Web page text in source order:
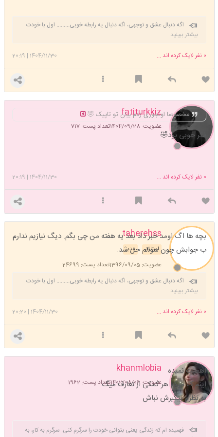
اگه دنبال عشق و توجهی، اگه دنبال یه رابطه خوبی......... اول با خودت
وارد رابطه عاشقانه شو. خودتو بغل کن، به خودت اهمیت بده، برا خودت
خودت عاشق خودت بشی ❤️😊❤️
بیشتر ببینید
1404/11/30
|
20:19 0 نفر لایک کرده اند ...
fatiturkkiz
عضویت: 1404/09/28 تعداد پست: 717
مخصوصا اونجوری زدم بیان تو تاپیک 🤣
فکر خوبی بود🤣
1404/11/30
|
20:19 0 نفر لایک کرده اند ...
taherehss
مدیر استارتر
عضویت: 1396/09/05 تعداد پست: 24699
بچه ها اگ اومد خبر داد بعد یه هفته من چی بگم. دیگ نیازیم ندارم
ب جوابش چون سوالم حل شد.
اگه دنبال عشق و توجهی، اگه دنبال یه رابطه خوبی......... اول با خودت
وارد رابطه عاشقانه شو. خودتو بغل کن، به خودت اهمیت بده، برا خودت
خودت عاشق خودت بشی ❤️😊❤️
بیشتر ببینید
1404/11/30
|
20:20 0 نفر لایک کرده اند ...
khanmlobia
عضویت: 1402/08/06 تعداد پست: 1962
اهمیت نمیده
اینم ک میگ هر کمکی از تعارف میگ
به نظرم پیگیرش نباش
فهمیده ام که زندگی یعنی بتوانی خودت را سرگرم کنی. سرگرم به کار، به